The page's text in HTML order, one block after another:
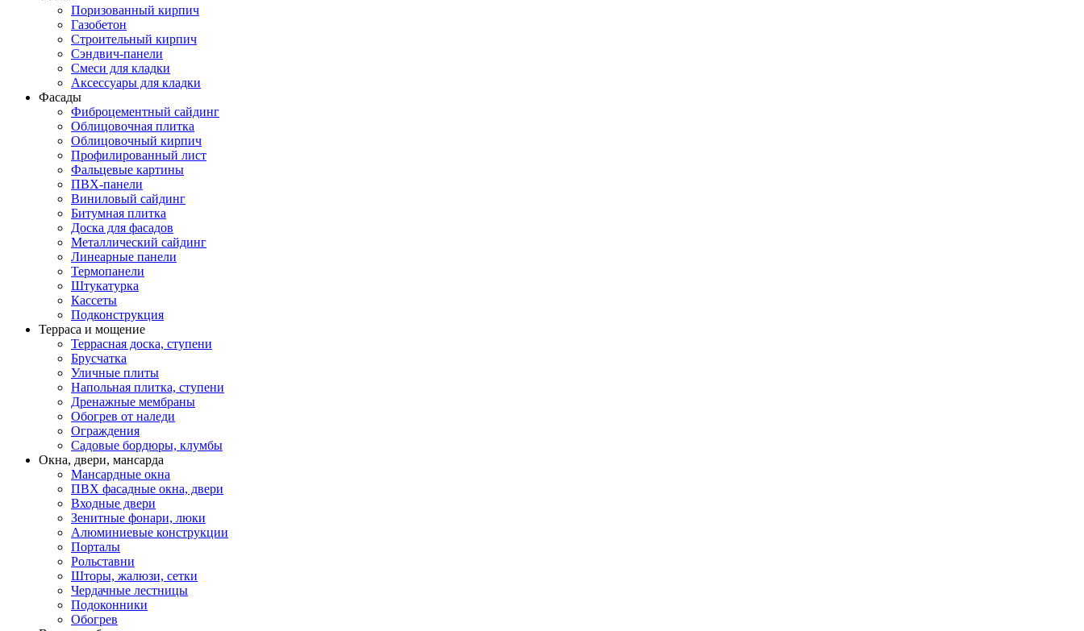
Поризованный кирпич
Газобетон
Строительный кирпич
Сэндвич-панели
Смеси для кладки
Аксессуары для кладки
Фасады
Фиброцементный сайдинг
Облицовочная плитка
Облицовочный кирпич
Профилированный лист
Фальцевые картины
ПВХ-панели
Виниловый сайдинг
Битумная плитка
Доска для фасадов
Металлический сайдинг
Линеарные панели
Термопанели
Штукатурка
Кассеты
Подконструкция
Терраса и мощение
Террасная доска, ступени
Брусчатка
Уличные плиты
Напольная плитка, ступени
Дренажные мембраны
Обогрев от наледи
Ограждения
Садовые бордюры, клумбы
Окна, двери, мансарда
Мансардные окна
ПВХ фасадные окна, двери
Входные двери
Зенитные фонари, люки
Алюминиевые конструкции
Порталы
Рольставни
Шторы, жалюзи, сетки
Чердачные лестницы
Подоконники
Обогрев